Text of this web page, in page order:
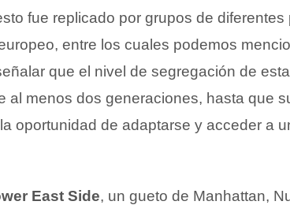
fue replicado por grupos de
entre los cuales podemos
que el nivel de segregación de
al menos dos generaciones, hasta que
oportunidad de adaptarse y acceder a
East Side, un gueto de Manhattan,